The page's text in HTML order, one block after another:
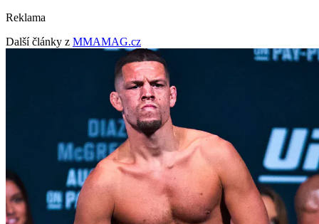
Reklama
Další články z MMAMAG.cz